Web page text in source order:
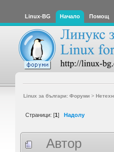
Linux-BG Начало Помощ
Linux за българи: Форуми>
Страници: [1] Надолу
Автор